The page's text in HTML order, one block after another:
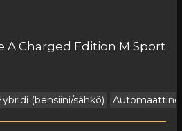
A Charged Edition M Sport
(bensiini/sähkö) Automaattinen